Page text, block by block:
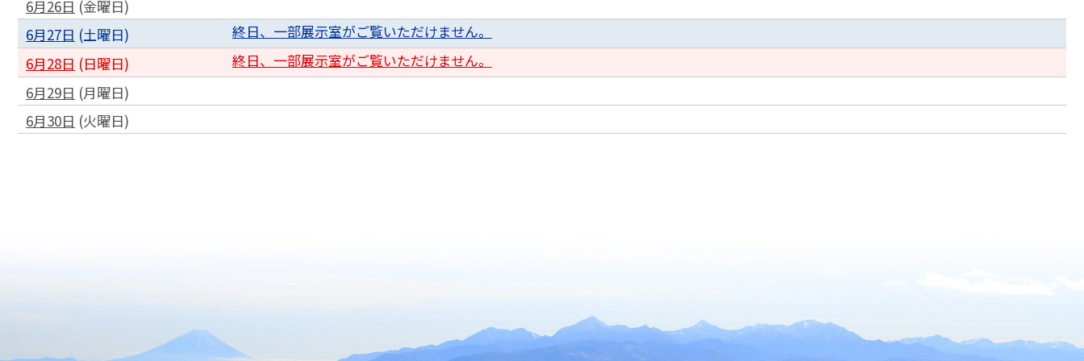
6月26日 (金曜日)
6月27日 (土曜日)
終日、一部展示室がご覧いただけません。
6月28日 (日曜日)
終日、一部展示室がご覧いただけません。
6月29日 (月曜日)
6月30日 (火曜日)